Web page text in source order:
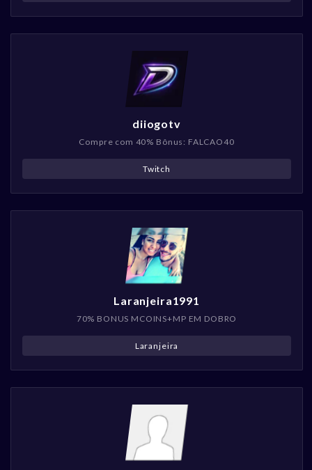
diiogotv
Compre com 40% Bônus: FALCAO40
Twitch
Laranjeira1991
70% BONUS MCOINS+MP EM DOBRO
Laranjeira